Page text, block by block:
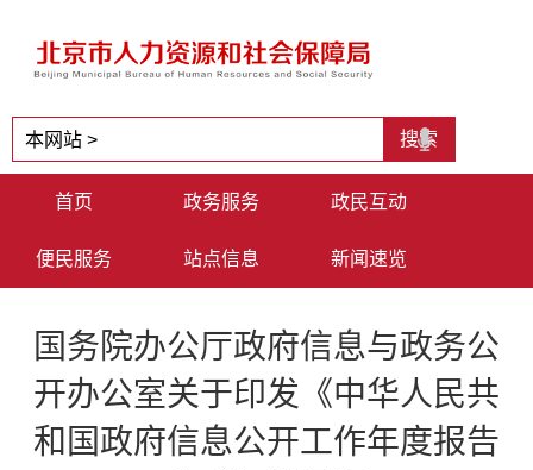
首页 政务服务 政民互动
便民服务 站点信息 新闻速览
国务院办公厅政府信息与政务公
开办公室关于印发《中华人民共
和国政府信息公开工作年度报告